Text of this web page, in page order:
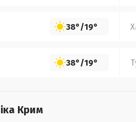
38°/19°
38°/19°
Крим